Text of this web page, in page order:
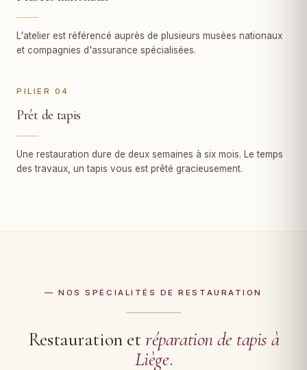
L'atelier est référencé auprès de plusieurs musées nationaux
et compagnies d'assurance spécialisées.
PILIER 04
Prêt de tapis
Une restauration dure de deux semaines à six mois. Le temps
des travaux, un tapis vous est prêté gracieusement.
— NOS SPÉCIALITÉS DE RESTAURATION
Restauration etréparation de tapis à
Liège.